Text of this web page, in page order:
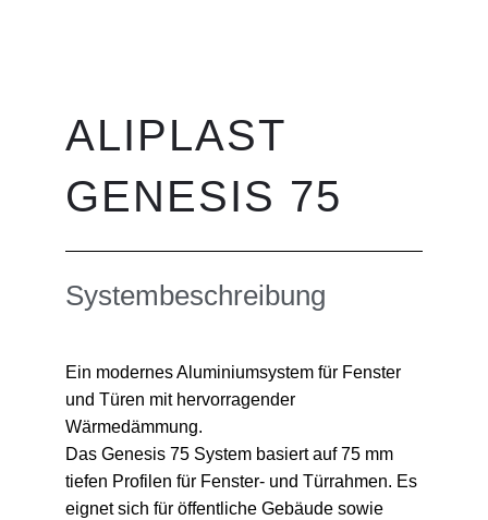
ALIPLAST
GENESIS 75
Systembeschreibung
Ein modernes Aluminiumsystem für Fenster
und Türen mit hervorragender
Wärmedämmung.
Das Genesis 75 System basiert auf 75 mm
tiefen Profilen für Fenster- und Türrahmen. Es
eignet sich für öffentliche Gebäude sowie